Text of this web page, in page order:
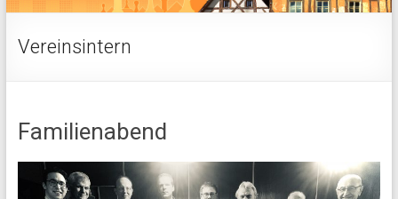
Vereinsintern
Familienabend